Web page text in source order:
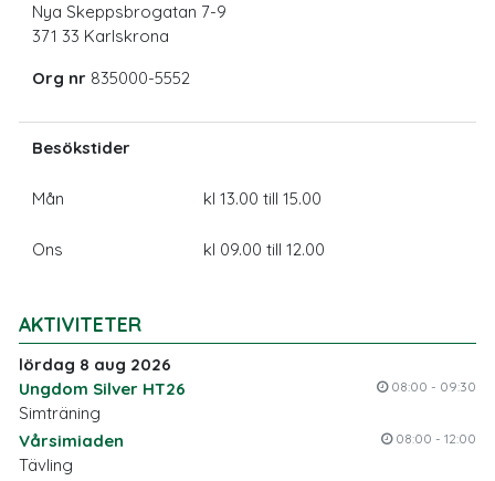
Nya Skeppsbrogatan 7-9
371 33 Karlskrona
Org nr 835000-5552
Besökstider
Mån kl 13.00 till 15.00
Ons kl 09.00 till 12.00
AKTIVITETER
lördag 8 aug 2026
Ungdom Silver HT26
08:00 - 09:30
Simträning
Vårsimiaden
08:00 - 12:00
Tävling